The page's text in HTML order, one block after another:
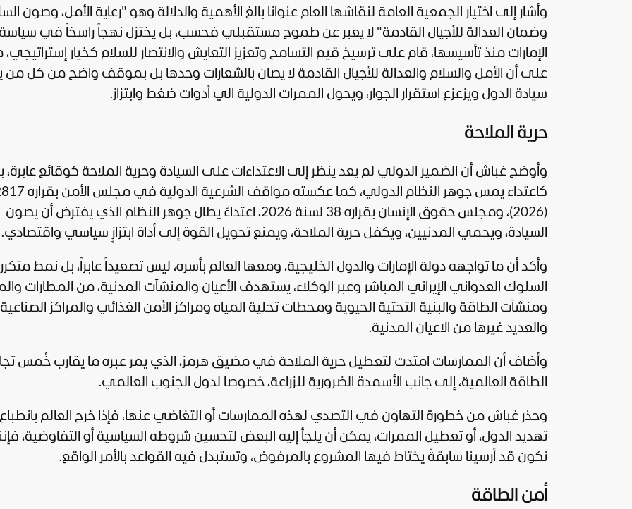
وأشار إلى اختيار الجمعية العامة لنقاشها العام عنوانا بالغ الأهمية والدلالة وهو "رعاية الأمل، وصون
وضمان العدالة للأجيال القادمة" لا يعبر عن طموح مستقبلي فحسب، بل يختزل نهجاً راسخاً في
الإمارات منذ تأسيسها، قام على ترسيخ قيم التسامح وتعزيز التعايش والانتصار للسلام كخيار
على أن الأمل والسلام والعدالة للأجيال القادمة لا يصان بالشعارات وحدها بل بموقف واضح من كل من
سيادة الدول ويزعزع استقرار الجوار، ويحول الممرات الدولية الي أدوات ضغط وابتزاز.
حرية الملاحة
وأوضح غباش أن الضمير الدولي لم يعد ينظر إلى الاعتداءات على السيادة وحرية الملاحة كوقائع عابرة،
كاعتداء يمس جوهر النظام الدولي، كما عكسته مواقف الشرعية الدولية
(2026)، ومجلس حقوق الإنسان بقراره 38 لسنة 2026، اعتداءً يطال جوهر النظام الذي يفترض أن يصون
السيادة، ويحمي المدنيين، ويكفل حرية الملاحة، ويمنع تحويل القوة إلى أداة ابتزازٍ سياسي واقتصادي.
وأكد أن ما تواجهه دولة الإمارات والدول الخليجية، ومعها العالم بأسره، ليس تصعيداً عابراً، بل نمط
السلوك العدواني الإيراني المباشر وعبر الوكلاء، يستهدف الأعيان والمنشآت المدنية، من المطارات
ومنشآت الطاقة والبنية التحتية الحيوية ومحطات تحلية المياه ومراكز الأمن الغذائي والمراكز الصناعية
والعديد غيرها من الاعيان المدنية.
وأضاف أن الممارسات امتدت لتعطيل حرية الملاحة في مضيق هرمز، الذي يمر عبره ما يقارب خُمس
الطاقة العالمية، إلى جانب الأسمدة الضرورية للزراعة، خصوصا لدول الجنوب العالمي.
وحذر غباش من خطورة التهاون في التصدي لهذه الممارسات أو التغاضي عنها، فإذا خرج العالم
تهديد الدول، أو تعطيل الممرات، يمكن أن يلجأ إليه البعض لتحسين شروطه السياسية أو التفاوضية،
نكون قد أرسينا سابقةً يختاط فيها المشروع بالمرفوض، وتستبدل فيه القواعد بالأمر الواقع.
أمن الطاقة